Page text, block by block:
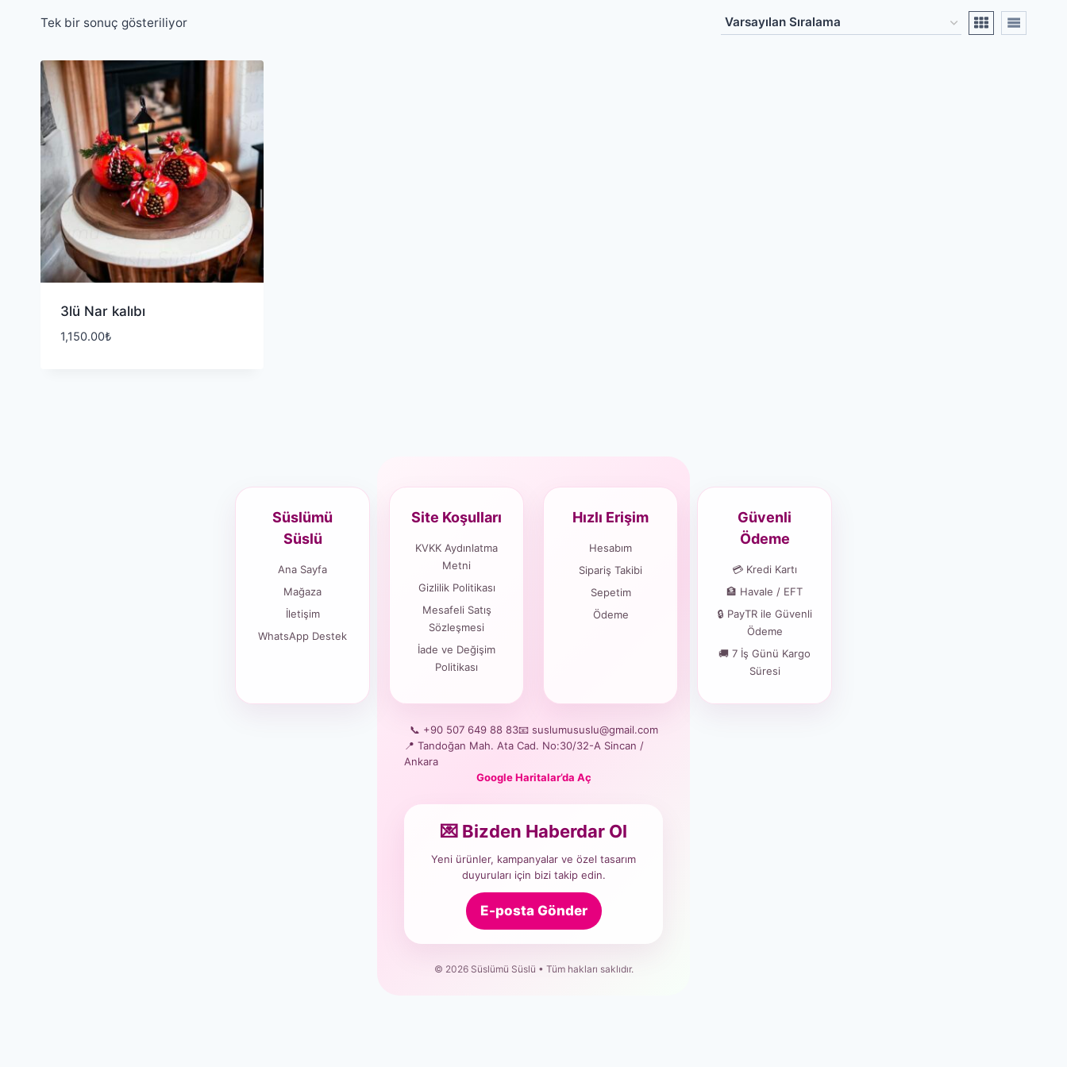
Tek bir sonuç gösteriliyor
3lü Nar kalıbı
1,150.00₺
Süslümü
Süslü
Ana Sayfa
Mağaza
İletişim
WhatsApp Destek
Site Koşulları
KVKK Aydınlatma
Metni
Gizlilik Politikası
Mesafeli Satış
Sözleşmesi
İade ve Değişim
Politikası
Hızlı Erişim
Hesabım
Sipariş Takibi
Sepetim
Ödeme
Güvenli
Ödeme
💳 Kredi Kartı
🏦 Havale / EFT
🔒 PayTR ile Güvenli
Ödeme
🚚 7 İş Günü Kargo
Süresi
📞 +90 507 649 88 83📧 suslumususlu@gmail.com
📍 Tandoğan Mah. Ata Cad. No:30/32-A Sincan /
Ankara
Google Haritalar’da Aç
💌 Bizden Haberdar Ol
Yeni ürünler, kampanyalar ve özel tasarım
duyuruları için bizi takip edin.
E-posta Gönder
© 2026 Süslümü Süslü • Tüm hakları saklıdır.